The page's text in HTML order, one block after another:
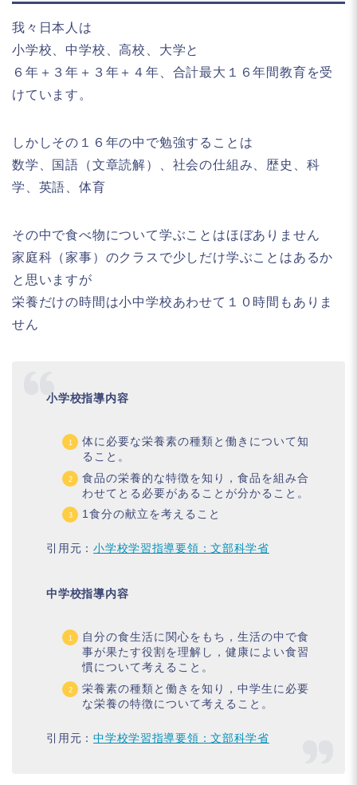
我々日本人は
小学校、中学校、高校、大学と
６年＋３年＋３年＋４年、合計最大１６年間教育を受
けています。
しかしその１６年の中で勉強することは
数学、国語（文章読解）、社会の仕組み、歴史、科
学、英語、体育
その中で食べ物について学ぶことはほぼありません
家庭科（家事）のクラスで少しだけ学ぶことはあるか
と思いますが
栄養だけの時間は小中学校あわせて１０時間もありま
せん
小学校指導内容
体に必要な栄養素の種類と働きについて知
ること。
食品の栄養的な特徴を知り，食品を組み合
わせてとる必要があることが分かること。
1食分の献立を考えること
引用元：小学校学習指導要領：文部科学省
中学校指導内容
自分の食生活に関心をもち，生活の中で食
事が果たす役割を理解し，健康によい食習
慣について考えること。
栄養素の種類と働きを知り，中学生に必要
な栄養の特徴について考えること。
引用元：中学校学習指導要領：文部科学省